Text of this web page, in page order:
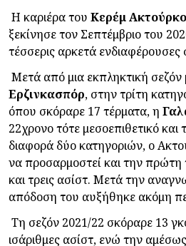
Η καριέρα του Κερέμ
ξεκίνησε τον Σεπτέμβριο του
τέσσερις αρκετά ενδιαφέρουσες
Μετά από μια εκπληκτική
Ερζινκασπόρ, στην τρίτη
όπου σκόραρε 17 τέρματα, η
22χρονο τότε μεσοεπιθετικό
διαφορά δύο κατηγοριών, ο
να προσαρμοστεί και την πρώτη
και τρεις ασίστ. Μετά την
απόδοση του αυξήθηκε ακόμη
Τη σεζόν 2021/22 σκόραρε 13
ισάριθμες ασίστ, ενώ την